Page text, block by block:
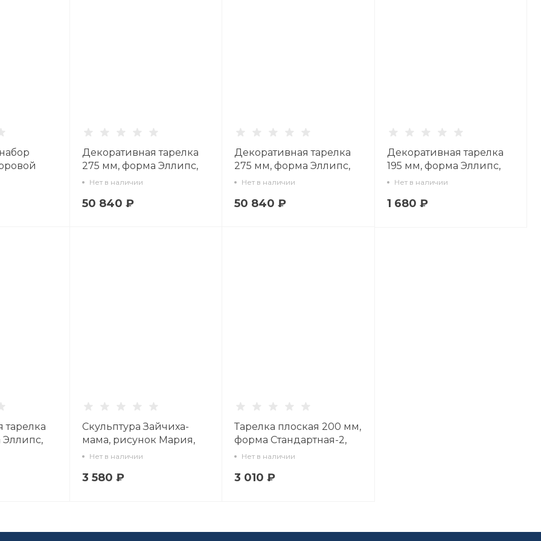
золото
Декоративная тарелка
275 мм, форма Эллипс,
рисунок Прекрасный
Нет в наличии
50 840 ₽
Декоративная тарелка
275 мм, форма Эллипс,
рисунок Прекрасный
Нет в наличии
50 840 ₽
Декоративная тарелка
195 мм, форма Эллипс,
рисунок Святые 7, арт
Нет в наличии
1 680 ₽
тарелка
Эллипс,
1, арт
Скульптура Зайчиха-
мама, рисунок Мария,
арт. 82.46448.00.1
Нет в наличии
3 580 ₽
Тарелка плоская 200 мм,
форма Стандартная-2,
рисунок Сад Алисы
80.48573.00.1
Нет в наличии
3 010 ₽